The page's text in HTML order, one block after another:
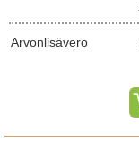
Arvonlisävero